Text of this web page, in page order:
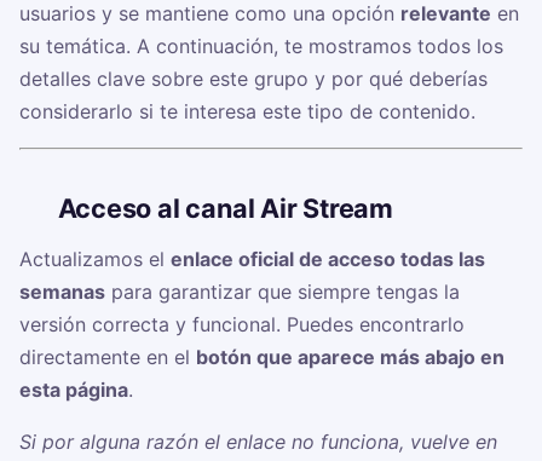
usuarios y se mantiene como una opción relevante en
su temática. A continuación, te mostramos todos los
detalles clave sobre este grupo y por qué deberías
considerarlo si te interesa este tipo de contenido.
Acceso al canal Air Stream ⚽️
Actualizamos el enlace oficial de acceso todas las
semanas para garantizar que siempre tengas la
versión correcta y funcional. Puedes encontrarlo
directamente en el botón que aparece más abajo en
esta página.
Si por alguna razón el enlace no funciona, vuelve en